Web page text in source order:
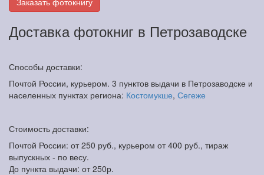
Доставка фотокниг в Петрозаводске
Способы доставки:
Почтой России, курьером. 3 пунктов выдачи в Петрозаводске и
населенных пунктах региона: Костомукше, Сегеже
Стоимость доставки:
Почтой России: от 250 руб., курьером от 400 руб., тираж
выпускных - по весу.
До пункта выдачи: от 250р.